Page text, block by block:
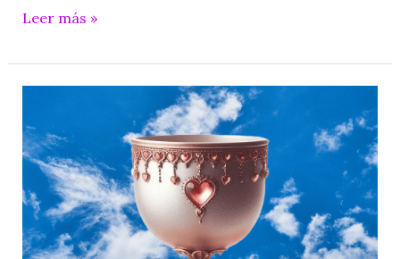
Angeles
guía
para
tu
espíritu
Leer más »